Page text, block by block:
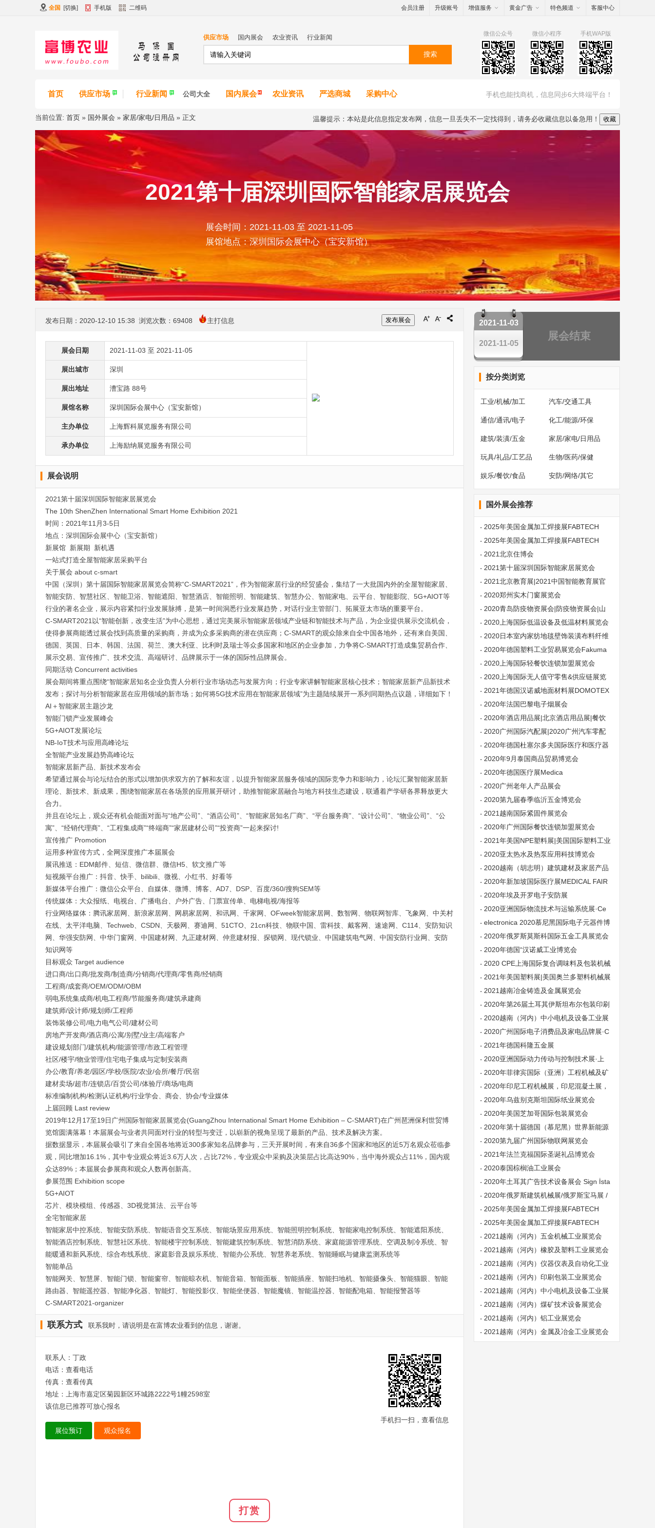
全国 [切换] 手机版 二维码 会员注册 升级账号 增值服务 黄金广告 特色频道 客服中心
供应市场 国内展会 农业资讯 行业新闻
搜索
手机WAP版
手机也能找商机，信息同步6大终端平台！
微信小程序
微信公众号
首页 供应市场 行业新闻 公司大全 国内展会 农业资讯 严选商城 采购中心
当前位置: 首页 » 国外展会 » 家居/家电/日用品 » 正文 温馨提示：本站是此信息指定发布网，信息一旦丢失不一定找得到，请务必收藏信息以备急用！ 收藏
2021第十届深圳国际智能家居展览会
展会时间：2021-11-03 至 2021-11-05
展馆地点：深圳国际会展中心（宝安新馆）
发布展会
发布日期：2020-12-10 15:38 浏览次数： 69408 主打信息
展会日期 2021-11-03 至 2021-11-05
展出城市 深圳
展出地址 漕宝路 88号
展馆名称 深圳国际会展中心（宝安新馆）
主办单位 上海辉科展览服务有限公司
承办单位 上海励纳展览服务有限公司
展会说明
2021第十届深圳国际智能家居展览会
The 10th ShenZhen International Smart Home Exhibition 2021
时间：2021年11月3-5日
地点：深圳国际会展中心（宝安新馆）
新展馆 新展期 新机遇
一站式打造全屋智能家居采购平台
关于展会 about c-smart
中国（深圳）第十届国际智能家居展览会简称“C-SMART2021”，作为智能家居行业的经贸盛会，集结了一大批国内外的全屋智能家居、
智能安防、智慧社区、智能卫浴、智能遮阳、智慧酒店、智能照明、智能建筑、智慧办公、智能家电、云平台、智能影院、5G+AIOT等
行业的著名企业，展示内容紧扣行业发展脉搏，是第一时间洞悉行业发展趋势，对话行业主管部门、拓展亚太市场的重要平台。
C-SMART2021以“智能创新，改变生活”为中心思想，通过完美展示智能家居领域产业链和智能技术与产品，为企业提供展示交流机会，
使得参展商能透过展会找到高质量的采购商，并成为众多采购商的潜在供应商；C-SMART的观众除来自全中国各地外，还有来自美国、
德国、英国、日本、韩国、法国、荷兰、澳大利亚、比利时及瑞士等众多国家和地区的企业参加，力争将C-SMART打造成集贸易合作、
展示交易、宣传推广、技术交流、高端研讨、品牌展示于一体的国际性品牌展会。
同期活动 Concurrent activities
展会期间将重点围绕“智能家居知名企业负责人分析行业市场动态与发展方向；行业专家讲解智能家居核心技术；智能家居新产品新技术
发布；探讨与分析智能家居在应用领域的新市场；如何将5G技术应用在智能家居领域”为主题陆续展开一系列同期热点议题，详细如下！
AI＋智能家居主题沙龙
智能门锁产业发展峰会
5G+AIOT发展论坛
NB-IoT技术与应用高峰论坛
全智能产业发展趋势高峰论坛
智能家居新产品、新技术发布会
希望通过展会与论坛结合的形式以增加供求双方的了解和友谊，以提升智能家居服务领域的国际竞争力和影响力，论坛汇聚智能家居新
理论、新技术、新成果，围绕智能家居在各场景的应用展开研讨，助推智能家居融合与地方科技生态建设，联通着产学研各界释放更大
合力。
并且在论坛上，观众还有机会能面对面与“地产公司”、“酒店公司”、“智能家居知名厂商”、“平台服务商”、“设计公司”、“物业公司”、“公
寓”、“经销代理商”、“工程集成商”“终端商”“家居建材公司”“投资商”一起来探讨!
宣传推广 Promotion
运用多种宣传方式，全网深度推广本届展会
展讯推送：EDM邮件、短信、微信群、微信H5、软文推广等
短视频平台推广：抖音、快手、bilibili、微视、小红书、好看等
新媒体平台推广：微信公众平台、自媒体、微博、博客、AD7、DSP、百度/360/搜狗SEM等
传统媒体：大众报纸、电视台、广播电台、户外广告、门票宣传单、电梯电视/海报等
行业网络媒体：腾讯家居网、新浪家居网、网易家居网、和讯网、千家网、OFweek智能家居网、数智网、物联网智库、飞象网、中关村
在线、太平洋电脑、Techweb、CSDN、天极网、赛迪网、51CTO、21cn科技、物联中国、雷科技、戴客网、速途网、C114、安防知识
网、华强安防网、中华门窗网、中国建材网、九正建材网、仲意建材报、探锁网、现代锁业、中国建筑电气网、中国安防行业网、安防
知识网等
目标观众 Target audience
进口商/出口商/批发商/制造商/分销商/代理商/零售商/经销商
工程商/成套商/OEM/ODM/OBM
弱电系统集成商/机电工程商/节能服务商/建筑承建商
建筑师/设计师/规划师/工程师
装饰装修公司/电力电气公司/建材公司
房地产开发商/酒店商/公寓/别墅/业主/高端客户
建设规划部门/建筑机构/能源管理/市政工程管理
社区/楼宇/物业管理/住宅电子集成与定制安装商
办公/教育/养老/园区/学校/医院/农业/会所/餐厅/民宿
建材卖场/超市/连锁店/百货公司/体验厅/商场/电商
标准编制机构/检测认证机构/行业学会、商会、协会/专业媒体
上届回顾 Last review
2019年12月17至19日广州国际智能家居展览会(GuangZhou International Smart Home Exhibition – C-SMART)在广州琶洲保利世贸博
览馆圆满落幕！本届展会与业者共同面对行业的转型与变迁，以崭新的视角呈现了最新的产品、技术及解决方案。
据数据显示，本届展会吸引了来自全国各地将近300多家知名品牌参与，三天开展时间，有来自36多个国家和地区的近5万名观众莅临参
观，同比增加16.1%，其中专业观众将近3.6万人次，占比72%，专业观众中采购及决策层占比高达90%，当中海外观众占11%，国内观
众达89%；本届展会参展商和观众人数再创新高。
参展范围 Exhibition scope
5G+AIOT
芯片、模块模组、传感器、3D视觉算法、云平台等
全宅智能家居
智能家居中控系统、智能安防系统、智能语音交互系统、智能场景应用系统、智能照明控制系统、智能家电控制系统、智能遮阳系统、
智能酒店控制系统、智慧社区系统、智能楼宇控制系统、智能建筑控制系统、智慧消防系统、家庭能源管理系统、空调及制冷系统、智
能暖通和新风系统、综合布线系统、家庭影音及娱乐系统、智能办公系统、智慧养老系统、智能睡眠与健康监测系统等
智能单品
智能网关、智慧屏、智能门锁、智能窗帘、智能晾衣机、智能音箱、智能面板、智能插座、智能扫地机、智能摄像头、智能猫眼、智能
路由器、智能遥控器、智能净化器、智能灯、智能投影仪、智能坐便器、智能魔镜、智能温控器、智能配电箱、智能报警器等
C-SMART2021-organizer
联系方式 联系我时，请说明是在富博农业看到的信息，谢谢。
手机扫一扫，查看信息
联系人：丁政
电话： 查看电话
传真： 查看传真
地址：上海市嘉定区菊园新区环城路2222号1幢2598室
该信息已推荐可放心报名
展位预订 观众报名
打赏
2021-11-03
2021-11-05
展会结束
按分类浏览
工业/机械/加工 汽车/交通工具
通信/通讯/电子 化工/能源/环保
建筑/装潢/五金 家居/家电/日用品
玩具/礼品/工艺品 生物/医药/保健
娱乐/餐饮/食品 安防/网络/其它
国外展会推荐
2025年美国金属加工焊接展FABTECH
2025年美国金属加工焊接展FABTECH
2021北京住博会
2021第十届深圳国际智能家居展览会
2021北京教育展|2021中国智能教育展官
方网站
2020郑州实木门窗展览会
2020青岛防疫物资展会|防疫物资展会|山
东防疫物资展会
2020上海国际低温设备及低温材料展览会
2020日本室内家纺地毯壁饰装潢布料纤维
展览会
2020年德国塑料工业贸易展览会Fakuma
2020上海国际轻餐饮连锁加盟展览会
2020上海国际无人值守零售&供应链展览
会
2021年德国汉诺威地面材料展DOMOTEX
2020年法国巴黎电子烟展会
2020年酒店用品展|北京酒店用品展|餐饮
业展
2020广州国际汽配展|2020广州汽车零配
件展（10月）
2020年德国杜塞尔多夫国际医疗和医疗器
械博览会
2020年9月泰国商品贸易博览会
2020年德国医疗展Medica
2020广州老年人产品展会
2020第九届春季临沂五金博览会
2021越南国际紧固件展览会
2020年广州国际餐饮连锁加盟展览会
2021年美国NPE塑料展|美国国际塑料工业
展览会NPE
2020亚太热水及热泵应用科技博览会
2020越南（胡志明）建筑建材及家居产品
展览会
2020年新加坡国际医疗展MEDICAL FAIR
ASIA
2020年埃及开罗电子安防展
2020亚洲国际物流技术与运输系统展·Ce
MAT ASIA
electronica 2020慕尼黑国际电子元器件博
览会
2020年俄罗斯莫斯科国际五金工具展览会
MITEX2020
2020年德国“汉诺威工业博览会
2020 CPE上海国际复合调味料及包装机械
展
2021年美国塑料展|美国奥兰多塑料机械展
NPE
2021越南冶金铸造及金属展览会
2020年第26届土耳其伊斯坦布尔包装印刷
工业食品加工展览会
2020越南（河内）中小电机及设备工业展
览会
2020广州国际电子消费品及家电品牌展·C
E China
2021年德国科隆五金展
2020亚洲国际动力传动与控制技术展·上
海PTC
2020年菲律宾国际（亚洲）工程机械及矿
山机械展览会
2020年印尼工程机械展，印尼混凝土展，
沥青设备车辆展
2020年乌兹别克斯坦国际纸业展览会
2020年美国芝加哥国际包装展览会
2020年第十届德国（慕尼黑）世界新能源
车博览会
2020第九届广州国际物联网展览会
2021年法兰克福国际圣诞礼品博览会
2020泰国棕榈油工业展会
2020年土耳其广告技术设备展会 Sign İsta
nbul
2020年俄罗斯建筑机械展/俄罗斯宝马展 /
俄罗斯CT
2025年美国金属加工焊接展FABTECH
2025年美国金属加工焊接展FABTECH
2021越南（河内）五金机械工业展览会
2021越南（河内）橡胶及塑料工业展览会
2021越南（河内）仪器仪表及自动化工业
展览会
2021越南（河内）印刷包装工业展览会
2021越南（河内）中小电机及设备工业展
览会
2021越南（河内）煤矿技术设备展览会
2021越南（河内）铝工业展览会
2021越南（河内）金属及冶金工业展览会